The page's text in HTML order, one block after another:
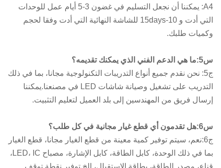
A4: يمكننا أن نجعل التسليم في غضون 3-5 أيام عمل للوحدات
التي أدت و 10-15days للشاشة النهائية التي أدت وفقا لحجم
وكميات طلبك.
س5:ما هي الدعم الفني الذي يمكنك تقديمه؟
ج5: نحن نقدم جميع أنواع التدريبات التكنولوجية مجانا، بما في ذلك
التدريب على تشغيل وصيانة شاشات LED في مصنعنا.يمكننا
إرسال فريق من المهندسين إلى بلد العميل لتعليم التثبيت.
س6:هل تقدمون أي قطع غيار مجانية في كل طلب؟
ج6:نعم، سيتم توفير كمية معينة من قطع الغيار مجانا، قطع الغيار
بما في ذلك الوحدة، كابل الطاقة، كابل الإشارة، مصباح LED، IC،
قناع، مصدر الطاقة، بطاقة الاستقبال، الخ.توفير نقطة توقف